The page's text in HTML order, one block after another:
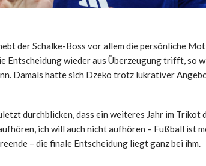
der Schalke-Boss vor allem die persönliche
Entscheidung wieder aus Überzeugung trifft, so
Damals hatte sich Dzeko trotz lukrativer
durchblicken, dass ein weiteres Jahr im Trikot
ich will auch nicht aufhören – Fußball ist
– die finale Entscheidung liegt ganz bei ihm.